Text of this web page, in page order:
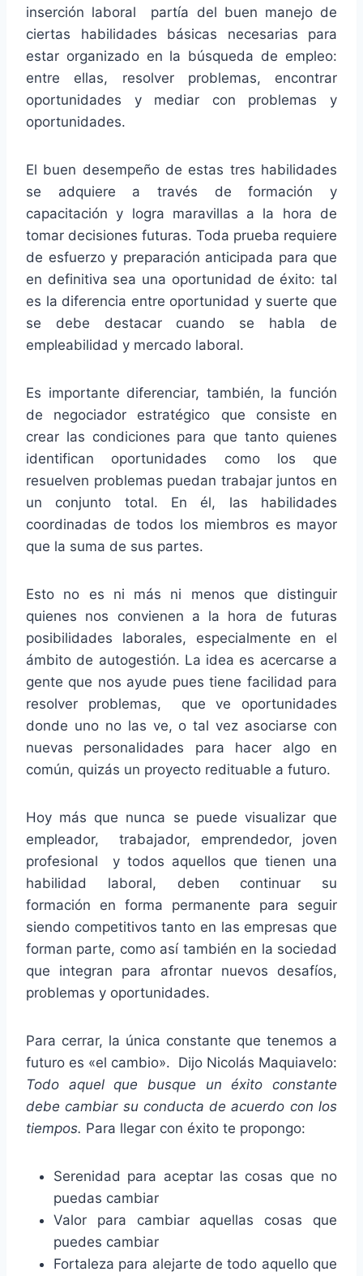
inserción laboral partía del buen manejo de
ciertas habilidades básicas necesarias para
estar organizado en la búsqueda de empleo:
entre ellas, resolver problemas, encontrar
oportunidades y mediar con problemas y
oportunidades.
El buen desempeño de estas tres habilidades
se adquiere a través de formación y
capacitación y logra maravillas a la hora de
tomar decisiones futuras. Toda prueba requiere
de esfuerzo y preparación anticipada para que
en definitiva sea una oportunidad de éxito: tal
es la diferencia entre oportunidad y suerte que
se debe destacar cuando se habla de
empleabilidad y mercado laboral.
Es importante diferenciar, también, la función
de negociador estratégico que consiste en
crear las condiciones para que tanto quienes
identifican oportunidades como los que
resuelven problemas puedan trabajar juntos en
un conjunto total. En él, las habilidades
coordinadas de todos los miembros es mayor
que la suma de sus partes.
Esto no es ni más ni menos que distinguir
quienes nos convienen a la hora de futuras
posibilidades laborales, especialmente en el
ámbito de autogestión. La idea es acercarse a
gente que nos ayude pues tiene facilidad para
resolver problemas, que ve oportunidades
donde uno no las ve, o tal vez asociarse con
nuevas personalidades para hacer algo en
común, quizás un proyecto redituable a futuro.
Hoy más que nunca se puede visualizar que
empleador, trabajador, emprendedor, joven
profesional y todos aquellos que tienen una
habilidad laboral, deben continuar su
formación en forma permanente para seguir
siendo competitivos tanto en las empresas que
forman parte, como así también en la sociedad
que integran para afrontar nuevos desafíos,
problemas y oportunidades.
Para cerrar, la única constante que tenemos a
futuro es «el cambio». Dijo Nicolás Maquiavelo:
Todo aquel que busque un éxito constante
debe cambiar su conducta de acuerdo con los
tiempos. Para llegar con éxito te propongo:
Serenidad para aceptar las cosas que no
puedas cambiar
Valor para cambiar aquellas cosas que
puedes cambiar
Fortaleza para alejarte de todo aquello que